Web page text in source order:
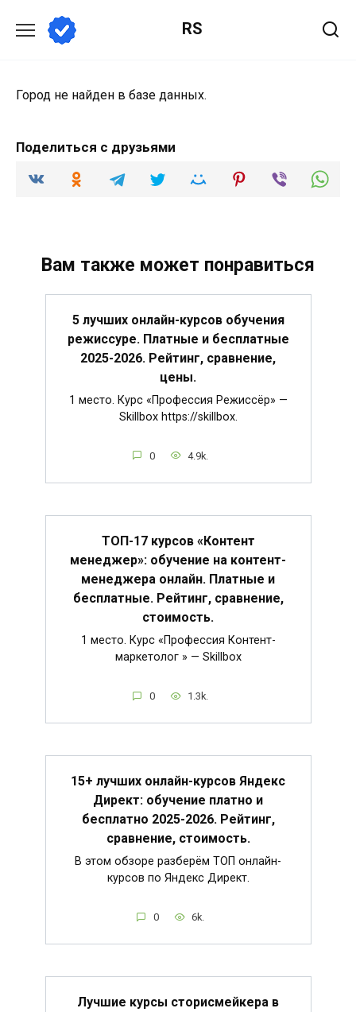
содержанию
RS
Город не найден в базе данных.
Поделиться с друзьями
Вам также может понравиться
5 лучших онлайн-курсов обучения
режиссуре. Платные и бесплатные
2025-2026. Рейтинг, сравнение,
цены.
1 место. Курс «Профессия Режиссёр» —
Skillbox https://skillbox.
0 4.9k.
ТОП-17 курсов «Контент
менеджер»: обучение на контент-
менеджера онлайн. Платные и
бесплатные. Рейтинг, сравнение,
стоимость.
1 место. Курс «Профессия Контент-
маркетолог » — Skillbox
0 1.3k.
15+ лучших онлайн-курсов Яндекс
Директ: обучение платно и
бесплатно 2025-2026. Рейтинг,
сравнение, стоимость.
В этом обзоре разберём ТОП онлайн-
курсов по Яндекс Директ.
0 6k.
Лучшие курсы сторисмейкера в